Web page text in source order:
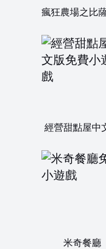
經營甜點屋中
米奇餐廳